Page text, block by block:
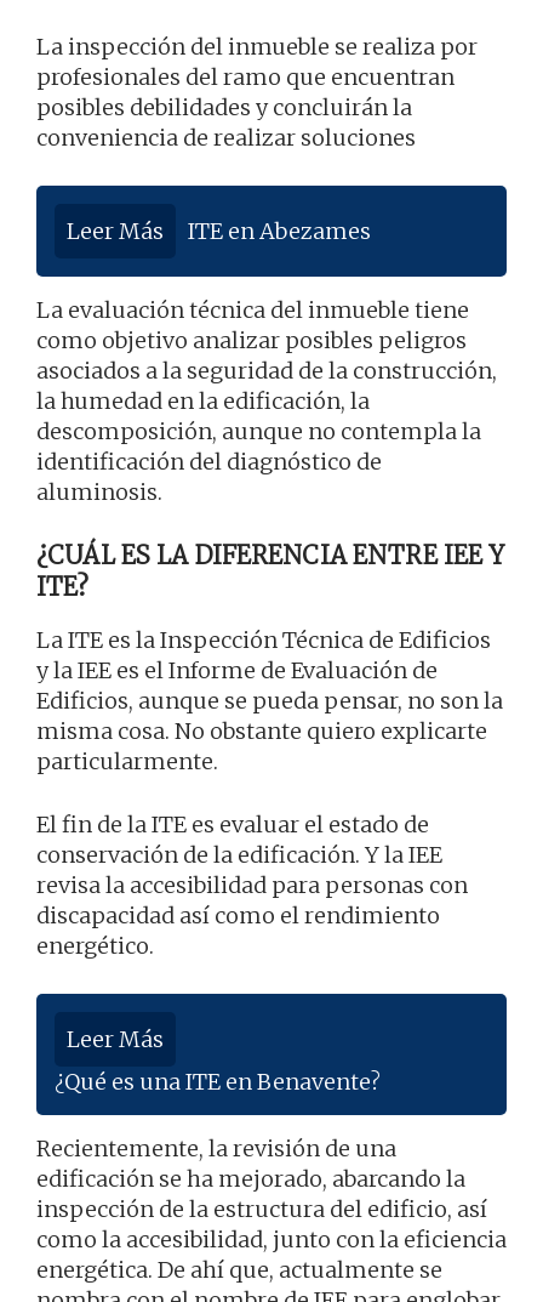
La inspección del inmueble se realiza por
profesionales del ramo que encuentran
posibles debilidades y concluirán la
conveniencia de realizar soluciones
Leer Más ITE en Abezames
La evaluación técnica del inmueble tiene
como objetivo analizar posibles peligros
asociados a la seguridad de la construcción,
la humedad en la edificación, la
descomposición, aunque no contempla la
identificación del diagnóstico de
aluminosis.
¿CUÁL ES LA DIFERENCIA ENTRE IEE Y
ITE?
La ITE es la Inspección Técnica de Edificios
y la IEE es el Informe de Evaluación de
Edificios, aunque se pueda pensar, no son la
misma cosa. No obstante quiero explicarte
particularmente.
El fin de la ITE es evaluar el estado de
conservación de la edificación. Y la IEE
revisa la accesibilidad para personas con
discapacidad así como el rendimiento
energético.
Leer Más
¿Qué es una ITE en Benavente?
Recientemente, la revisión de una
edificación se ha mejorado, abarcando la
inspección de la estructura del edificio, así
como la accesibilidad, junto con la eficiencia
energética. De ahí que, actualmente se